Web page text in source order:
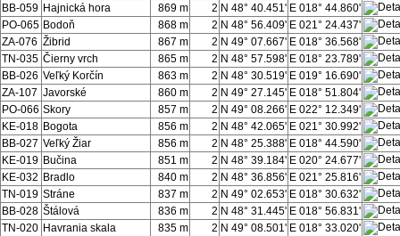
BB-059 Hajnická hora 869 m 2 N 48° 40.451' E 018° 44.860'
PO-065 Bodoň 868 m 2 N 48° 56.409' E 021° 24.437'
ZA-076 Žibrid 867 m 2 N 49° 07.667' E 018° 36.568'
TN-035 Čierny vrch 865 m 2 N 48° 57.598' E 018° 23.789'
BB-026 Veľký Korčín 863 m 2 N 48° 30.519' E 019° 16.690'
ZA-107 Javorské 860 m 2 N 49° 27.145' E 018° 51.804'
PO-066 Skory 857 m 2 N 49° 08.266' E 022° 12.349'
KE-018 Bogota 856 m 2 N 48° 42.065' E 021° 30.992'
BB-027 Veľký Žiar 856 m 2 N 48° 25.388' E 018° 44.590'
KE-019 Bučina 851 m 2 N 48° 39.184' E 020° 24.677'
KE-032 Bradlo 840 m 2 N 48° 36.856' E 021° 25.816'
TN-019 Stráne 837 m 2 N 49° 02.653' E 018° 30.632'
BB-028 Štálová 836 m 2 N 48° 31.445' E 018° 56.831'
TN-020 Havrania skala 835 m 2 N 49° 08.501' E 018° 33.020'